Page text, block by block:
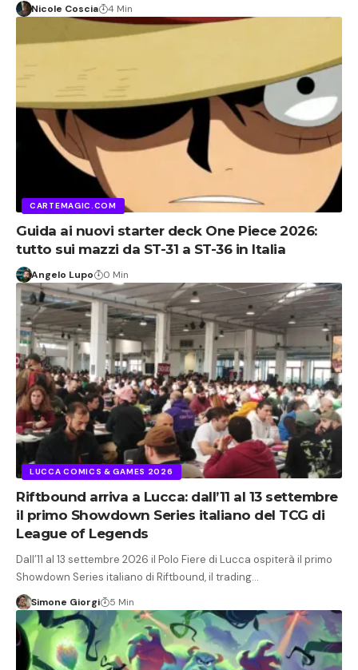
Nicole Coscia 4 Min
CARTEMAGIC.COM
Guida ai nuovi starter deck One Piece 2026:
tutto sui mazzi da ST-31 a ST-36 in Italia
Angelo Lupo 0 Min
LUCCA COMICS & GAMES 2026
Riftbound arriva a Lucca: dall’11 al 13 settembre
il primo Showdown Series italiano del TCG di
League of Legends
Dall’11 al 13 settembre 2026 il Polo Fiere di Lucca ospiterà il primo
Showdown Series italiano di Riftbound, il trading…
Simone Giorgi 5 Min